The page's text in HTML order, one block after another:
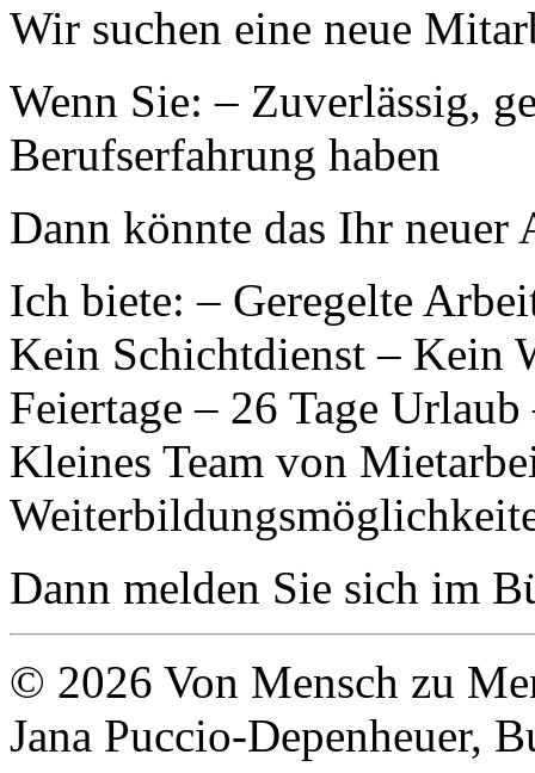
Wir suchen eine neue
Wenn Sie: – Zuverlässig,
Berufserfahrung haben
Dann könnte das Ihr neuer
Ich biete: – Geregelte
Kein Schichtdienst – Kein
Feiertage – 26 Tage
Kleines Team von
Dann melden Sie sich im
© 2026 Von Mensch zu
Jana Puccio-Depenheuer,